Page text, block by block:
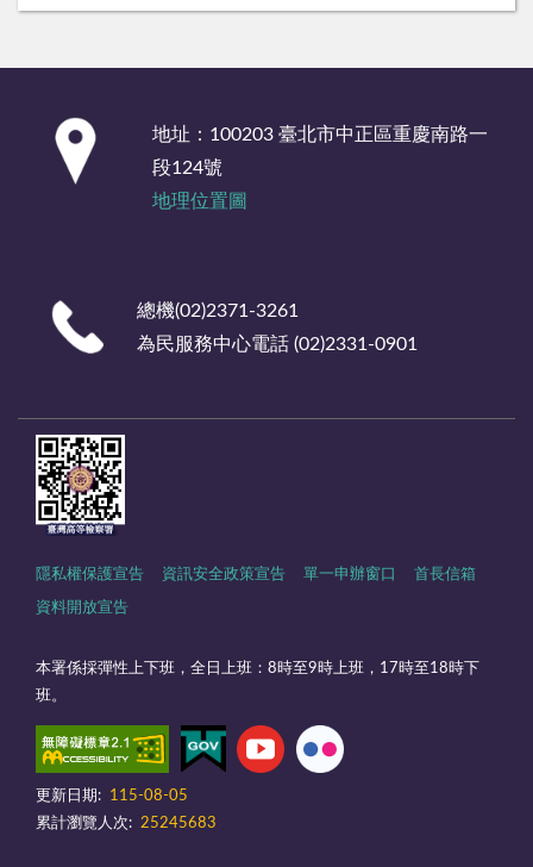
地址：100203 臺北市中正區重慶南路一
段124號
地理位置圖
總機(02)2371-3261
為民服務中心電話 (02)2331-0901
隱私權保護宣告 資訊安全政策宣告 單一申辦窗口 首長信箱
資料開放宣告
本署係採彈性上下班，全日上班：8時至9時上班，17時至18時下
班。
更新日期:
115-08-05
累計瀏覽人次:
25245683